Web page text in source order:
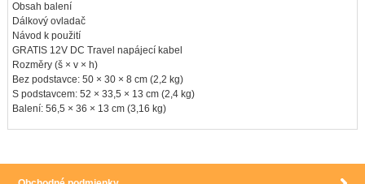
Obsah balení
Dálkový ovladač
Návod k použití
GRATIS 12V DC Travel napájecí kabel
Rozměry (š × v × h)
Bez podstavce: 50 × 30 × 8 cm (2,2 kg)
S podstavcem: 52 × 33,5 × 13 cm (2,4 kg)
Balení: 56,5 × 36 × 13 cm (3,16 kg)